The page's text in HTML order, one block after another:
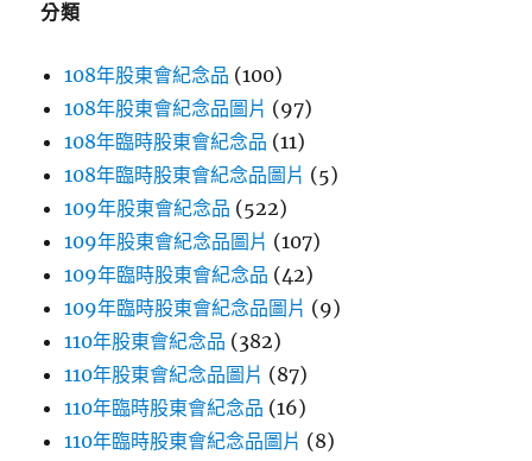
分類
108年股東會紀念品 (100)
108年股東會紀念品圖片 (97)
108年臨時股東會紀念品 (11)
108年臨時股東會紀念品圖片 (5)
109年股東會紀念品 (522)
109年股東會紀念品圖片 (107)
109年臨時股東會紀念品 (42)
109年臨時股東會紀念品圖片 (9)
110年股東會紀念品 (382)
110年股東會紀念品圖片 (87)
110年臨時股東會紀念品 (16)
110年臨時股東會紀念品圖片 (8)